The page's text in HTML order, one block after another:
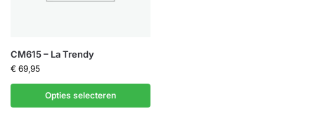
CM615 – La Trendy
€ 69,95
Opties selecteren